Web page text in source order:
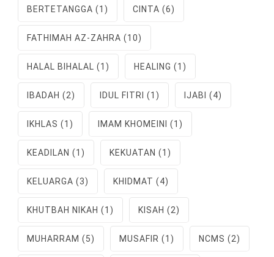
BERTETANGGA (1) CINTA (6)
FATHIMAH AZ-ZAHRA (10)
HALAL BIHALAL (1) HEALING (1)
IBADAH (2) IDUL FITRI (1) IJABI (4)
IKHLAS (1) IMAM KHOMEINI (1)
KEADILAN (1) KEKUATAN (1)
KELUARGA (3) KHIDMAT (4)
KHUTBAH NIKAH (1) KISAH (2)
MUHARRAM (5) MUSAFIR (1) NCMS (2)